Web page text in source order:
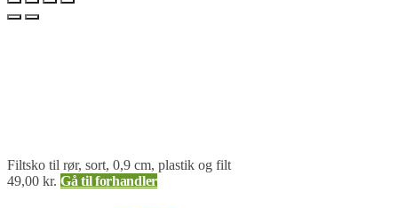
Filtsko til rør, sort, 0,9 cm, plastik og filt
49,00 kr. Gå til forhandler